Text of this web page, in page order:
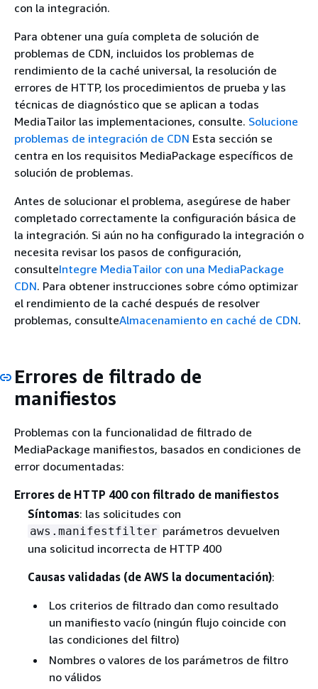
con la integración.
Para obtener una guía completa de solución de
problemas de CDN, incluidos los problemas de
rendimiento de la caché universal, la resolución de
errores de HTTP, los procedimientos de prueba y las
técnicas de diagnóstico que se aplican a todas
MediaTailor las implementaciones, consulte. Solucione
problemas de integración de CDN Esta sección se
centra en los requisitos MediaPackage específicos de
solución de problemas.
Antes de solucionar el problema, asegúrese de haber
completado correctamente la configuración básica de
la integración. Si aún no ha configurado la integración o
necesita revisar los pasos de configuración,
consulteIntegre MediaTailor con una MediaPackage
CDN. Para obtener instrucciones sobre cómo optimizar
el rendimiento de la caché después de resolver
problemas, consulteAlmacenamiento en caché de CDN.
Errores de filtrado de
manifiestos
Problemas con la funcionalidad de filtrado de
MediaPackage manifiestos, basados en condiciones de
error documentadas:
Errores de HTTP 400 con filtrado de manifiestos
Síntomas: las solicitudes con
aws.manifestfilter parámetros devuelven
una solicitud incorrecta de HTTP 400
Causas validadas (de AWS la documentación):
Los criterios de filtrado dan como resultado
un manifiesto vacío (ningún flujo coincide con
las condiciones del filtro)
Nombres o valores de los parámetros de filtro
no válidos